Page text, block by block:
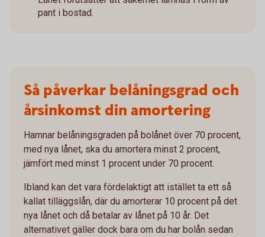
pant i bostad.
Så påverkar belåningsgrad och
årsinkomst din amortering
Hamnar belåningsgraden på bolånet över 70 procent,
med nya lånet, ska du amortera minst 2 procent,
jämfört med minst 1 procent under 70 procent.
Ibland kan det vara fördelaktigt att istället ta ett så
kallat tilläggslån, där du amorterar 10 procent på det
nya lånet och då betalar av lånet på 10 år. Det
alternativet gäller dock bara om du har bolån sedan